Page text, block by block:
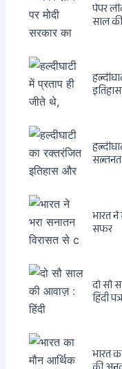
पेपर
साल
भारत
सफर
दो सौ
हिंदी
भारत